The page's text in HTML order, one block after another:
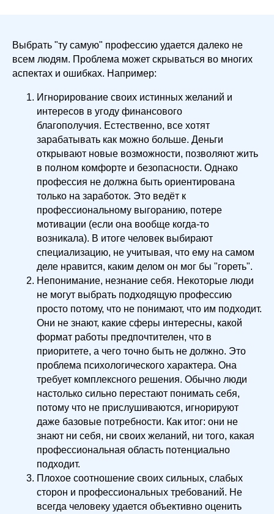
Выбрать "ту самую" профессию удается далеко не
всем людям. Проблема может скрываться во многих
аспектах и ошибках. Например:
Игнорирование своих истинных желаний и
интересов в угоду финансового
благополучия. Естественно, все хотят
зарабатывать как можно больше. Деньги
открывают новые возможности, позволяют жить
в полном комфорте и безопасности. Однако
профессия не должна быть ориентирована
только на заработок. Это ведёт к
профессиональному выгоранию, потере
мотивации (если она вообще когда-то
возникала). В итоге человек выбирают
специализацию, не учитывая, что ему на самом
деле нравится, каким делом он мог бы "гореть".
Непонимание, незнание себя. Некоторые люди
не могут выбрать подходящую профессию
просто потому, что не понимают, что им подходит.
Они не знают, какие сферы интересны, какой
формат работы предпочтителен, что в
приоритете, а чего точно быть не должно. Это
проблема психологического характера. Она
требует комплексного решения. Обычно люди
настолько сильно перестают понимать себя,
потому что не прислушиваются, игнорируют
даже базовые потребности. Как итог: они не
знают ни себя, ни своих желаний, ни того, какая
профессиональная область потенциально
подходит.
Плохое соотношение своих сильных, слабых
сторон и профессиональных требований. Не
всегда человеку удается объективно оценить